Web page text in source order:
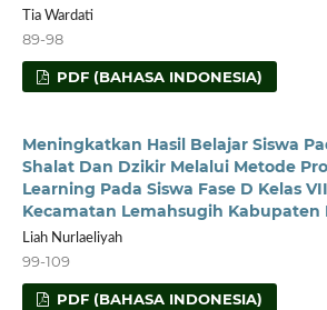
Tia Wardati
89-98
PDF (BAHASA INDONESIA)
Meningkatkan Hasil Belajar Siswa
Shalat Dan Dzikir Melalui Metode
Learning Pada Siswa Fase D Kelas
Kecamatan Lemahsugih Kabupaten
Liah Nurlaeliyah
99-109
PDF (BAHASA INDONESIA)